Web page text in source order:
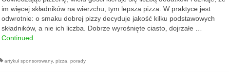
im więcej składników na wierzchu, tym lepsza pizza. W praktyce jest
odwrotnie: o smaku dobrej pizzy decyduje jakość kilku podstawowych
składników, a nie ich liczba. Dobrze wyrośnięte ciasto, dojrzałe …
Continued
artykuł sponsorowany, pizza porady